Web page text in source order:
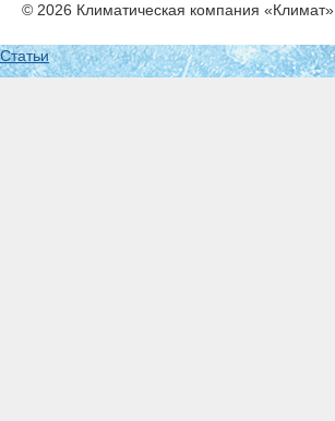
© 2026 Климатическая компания «Климат»
Статьи